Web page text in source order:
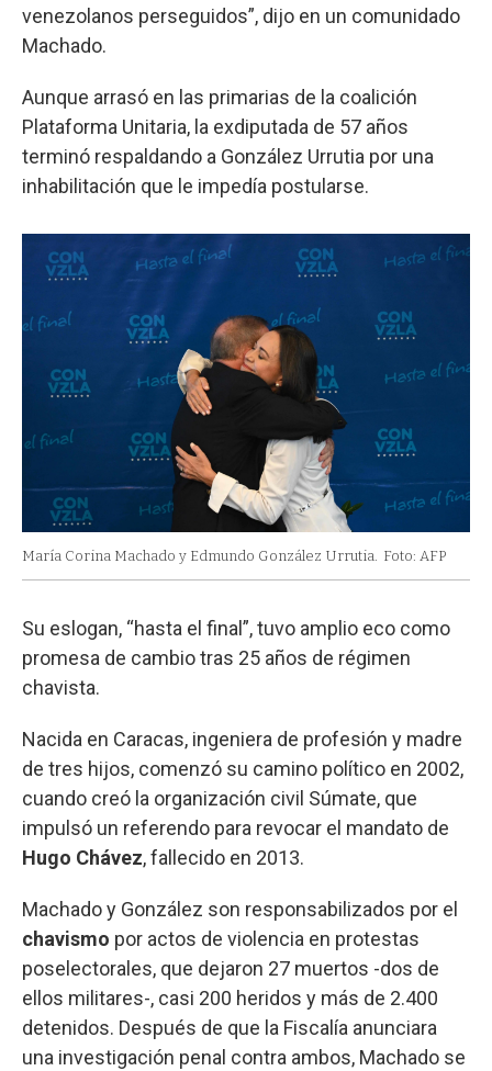
venezolanos perseguidos”, dijo en un comunidado
Machado.
Aunque arrasó en las primarias de la coalición
Plataforma Unitaria, la exdiputada de 57 años
terminó respaldando a González Urrutia por una
inhabilitación que le impedía postularse.
María Corina Machado y Edmundo González Urrutia. Foto: AFP
Su eslogan, “hasta el final”, tuvo amplio eco como
promesa de cambio tras 25 años de régimen
chavista.
Nacida en Caracas, ingeniera de profesión y madre
de tres hijos, comenzó su camino político en 2002,
cuando creó la organización civil Súmate, que
impulsó un referendo para revocar el mandato de
Hugo Chávez, fallecido en 2013.
Machado y González son responsabilizados por el
chavismo por actos de violencia en protestas
poselectorales, que dejaron 27 muertos -dos de
ellos militares-, casi 200 heridos y más de 2.400
detenidos. Después de que la Fiscalía anunciara
una investigación penal contra ambos, Machado se